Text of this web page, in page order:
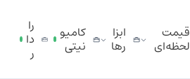
قیمت
لحظه‌ای
ابزا
ر‌ها
کامیو
نیتی
را
دا
ر